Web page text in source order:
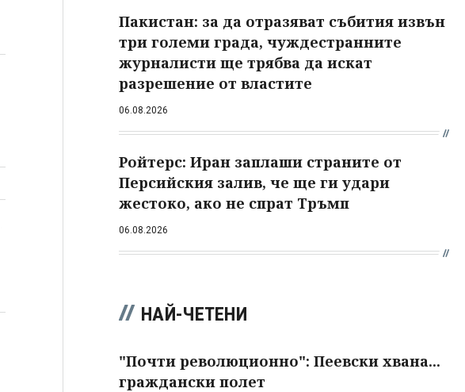
Пакистан: за да отразяват събития извън
три големи града, чуждестранните
журналисти ще трябва да искат
разрешение от властите
06.08.2026
Ройтерс: Иран заплаши страните от
Персийския залив, че ще ги удари
жестоко, ако не спрат Тръмп
06.08.2026
НАЙ-ЧЕТЕНИ
"Почти революционно": Пеевски хвана...
граждански полет